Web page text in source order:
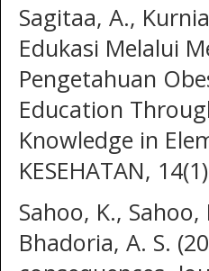
Sagitaa, A.,
Edukasi Melalui
Pengetahuan
Education
Knowledge in
KESEHATAN,
Sahoo, K.,
Bhadoria, A. S.